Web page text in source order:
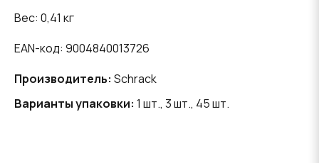
Вес: 0,41 кг
EAN-код: 9004840013726
Производитель: Schrack
Варианты упаковки: 1 шт., 3 шт., 45 шт.